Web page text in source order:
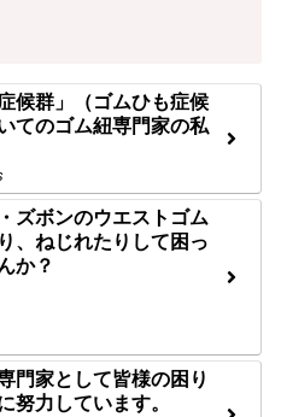
候群」（ゴムひも症候
てのゴム紐専門家の私
ズボンのウエストゴム
、ねじれたりして困っ
か？
門家として皆様の困り
努力しています。